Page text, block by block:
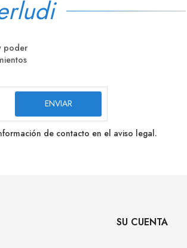
poder
de contacto en el aviso legal.
SU CUENTA